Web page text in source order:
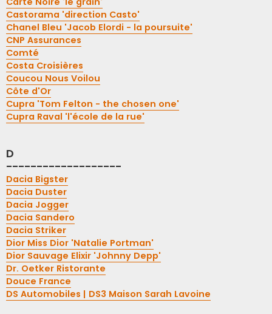
Castorama 'direction Casto'
Chanel Bleu 'Jacob Elordi - la poursuite'
CNP Assurances
Comté
Costa Croisières
Coucou Nous Voilou
Côte d'Or
Cupra 'Tom Felton - the chosen one'
Cupra Raval 'l'école de la rue'
D
-------------------
Dacia Bigster
Dacia Duster
Dacia Jogger
Dacia Sandero
Dacia Striker
Dior Miss Dior 'Natalie Portman'
Dior Sauvage Elixir 'Johnny Depp'
Dr. Oetker Ristorante
Douce France
DS Automobiles | DS3 Maison Sarah Lavoine